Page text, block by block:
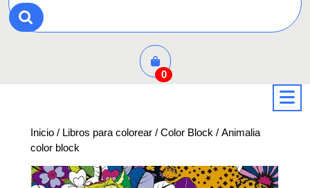
0
Inicio / Libros para colorear / Color Block / Animalia
color block